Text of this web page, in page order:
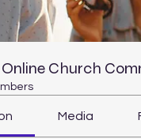
Church
Media